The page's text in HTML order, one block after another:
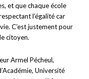
et que chaque école
l’égalité car
C’est justement pour
citoyen.
Armel Pécheul,
Université